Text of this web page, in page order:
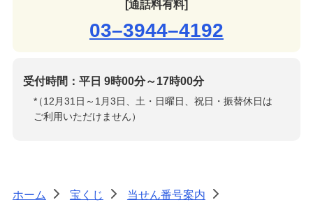
[通話料有料]
03–3944–4192
受付時間：平日 9時00分～17時00分
*
（12月31日～1月3日、土・日曜日、祝日・振替休日は
ご利用いただけません）
ホーム > 宝くじ > 当せん番号案内
>